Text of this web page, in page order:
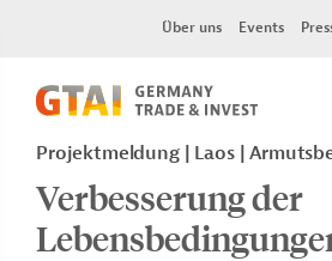
Über uns Events
Projektmeldung Laos
Verbesserung der